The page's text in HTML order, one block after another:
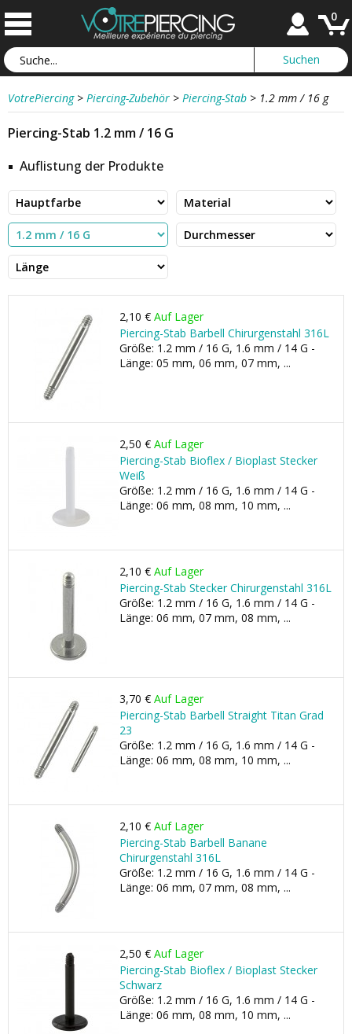
0
VotrePiercing > Piercing-Zubehör > Piercing-Stab > 1.2 mm / 16 g
Piercing-Stab 1.2 mm / 16 G
Auflistung der Produkte
2,10 € Auf Lager
Piercing-Stab Barbell Chirurgenstahl 316L
Größe: 1.2 mm / 16 G, 1.6 mm / 14 G -
Länge: 05 mm, 06 mm, 07 mm, ...
2,50 € Auf Lager
Piercing-Stab Bioflex / Bioplast Stecker
Weiß
Größe: 1.2 mm / 16 G, 1.6 mm / 14 G -
Länge: 06 mm, 08 mm, 10 mm, ...
2,10 € Auf Lager
Piercing-Stab Stecker Chirurgenstahl 316L
Größe: 1.2 mm / 16 G, 1.6 mm / 14 G -
Länge: 06 mm, 07 mm, 08 mm, ...
3,70 € Auf Lager
Piercing-Stab Barbell Straight Titan Grad
23
Größe: 1.2 mm / 16 G, 1.6 mm / 14 G -
Länge: 06 mm, 08 mm, 10 mm, ...
2,10 € Auf Lager
Piercing-Stab Barbell Banane
Chirurgenstahl 316L
Größe: 1.2 mm / 16 G, 1.6 mm / 14 G -
Länge: 06 mm, 07 mm, 08 mm, ...
2,50 € Auf Lager
Piercing-Stab Bioflex / Bioplast Stecker
Schwarz
Größe: 1.2 mm / 16 G, 1.6 mm / 14 G -
Länge: 06 mm, 08 mm, 10 mm, ...